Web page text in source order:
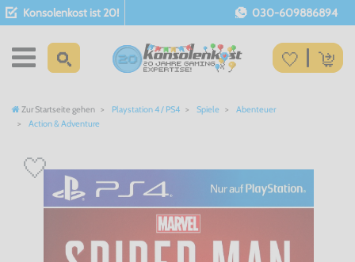
Konsolenkost ist 20! 030-609886894
Zur Startseite gehen Playstation 4 / PS4 Spiele
Abenteuer
Action & Adventure